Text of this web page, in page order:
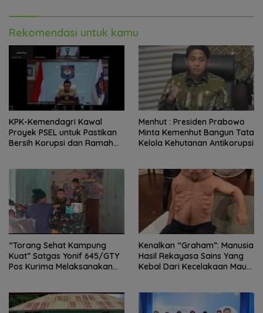
Rekomendasi untuk kamu
KPK-Kemendagri Kawal
Proyek PSEL untuk Pastikan
Bersih Korupsi dan Ramah
Menhut : Presiden Prabowo
Minta Kemenhut Bangun Tata
Kelola Kehutanan Antikorupsi
“Torang Sehat Kampung
Kuat” Satgas Yonif 645/GTY
Pos Kurima Melaksanakan
Kenalkan “Graham”: Manusia
Hasil Rekayasa Sains Yang
Kebal Dari Kecelakaan Maut